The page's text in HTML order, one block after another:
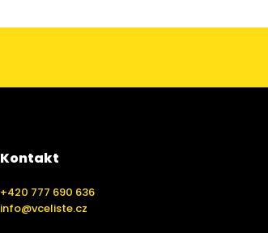
Kontakt
+420 777 690 636
info@vceliste.cz